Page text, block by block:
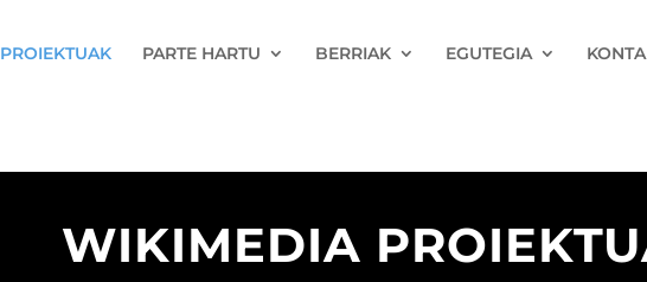
PROIEKTUAK PARTE HARTU BERRIAK EGUTEGIA
WIKIMEDIA